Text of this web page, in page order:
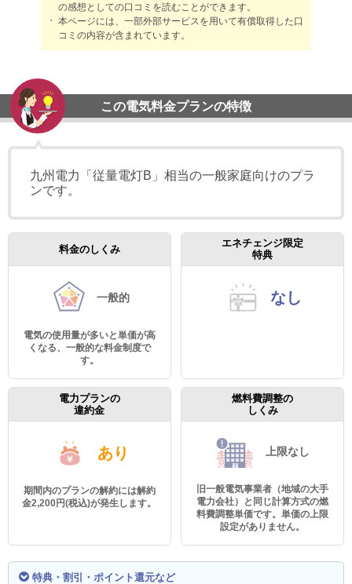
の感想としての口コミを読むことができます。
本ページには、一部外部サービスを用いて有償取得した口
コミの内容が含まれています。
この電気料金プランの特徴
九州電力「従量電灯B」相当の一般家庭向けのプラ
ンです。
料金のしくみ
一般的
電気の使用量が多いと単価が高
くなる、一般的な料金制度で
す。
エネチェンジ限定
特典
なし
電力プランの
違約金
あり
期間内のプランの解約には解約
金2,200円(税込)が発生します。
燃料費調整の
しくみ
上限なし
旧一般電気事業者（地域の大手
電力会社）と同じ計算方式の燃
料費調整単価です。単価の上限
設定がありません。
特典・割引・ポイント還元など